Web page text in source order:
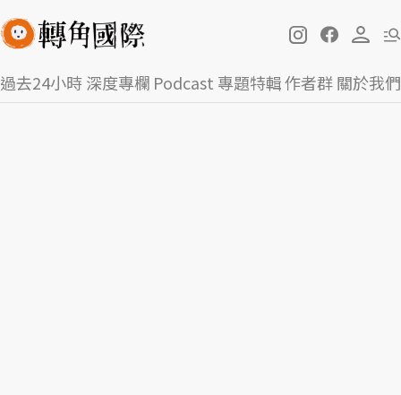
過去24小時深度專欄 Podcast 專題特輯作者群關於我們